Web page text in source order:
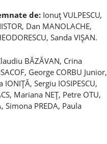
de: Ionuţ VULPESCU,
Dan MANOLACHE,
Sanda VIŞAN.
BĂZĂVAN, Crina
George CORBU Junior,
Sergiu IOSIPESCU,
Mariana NEŢ, Petre OTU,
Simona PREDA, Paula